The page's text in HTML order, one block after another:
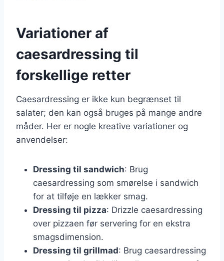
Variationer af
caesardressing til
forskellige retter
Caesardressing er ikke kun begrænset til
salater; den kan også bruges på mange andre
måder. Her er nogle kreative variationer og
anvendelser:
Dressing til sandwich: Brug
caesardressing som smørelse i sandwich
for at tilføje en lækker smag.
Dressing til pizza: Drizzle caesardressing
over pizzaen før servering for en ekstra
smagsdimension.
Dressing til grillmad: Brug caesardressing